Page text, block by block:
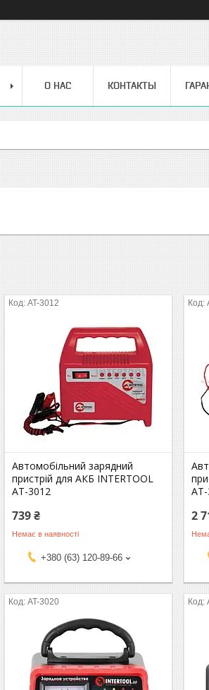
О НАС КОНТАКТЫ
AT-3012
Автомобільний зарядний
пристрій для АКБ INTERTOOL
AT-3012
739 ₴
Немає в наявності
+380 (63) 120-89-66
2
AT-3020